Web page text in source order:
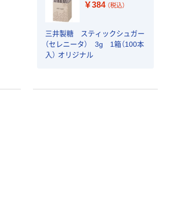
￥384 （税込）
三井製糖 スティックシュガー
（セレニータ） 3g 1箱（100本
入） オリジナル